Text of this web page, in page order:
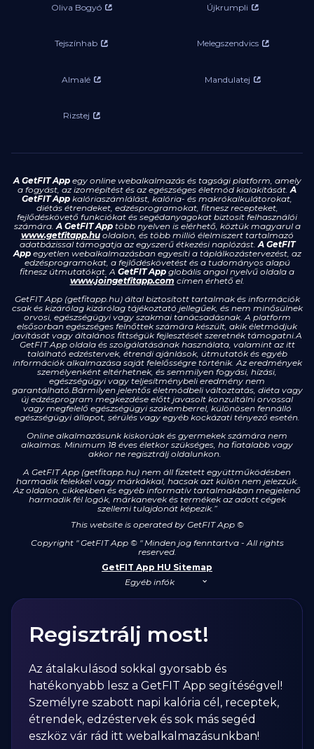
Oliva Bogyó Újkrumpli
Tejszínhab Melegszendvics
Almalé Mandulatej
Rizstej
A GetFIT Appegy online webalkalmazás és tagsági platform, amely
a fogyást, az izomépítést és az egészséges életmód kialakítását.A
GetFIT App kalóriaszámlálást, kalória- és makrókalkulátorokat,
diétás étrendeket, edzésprogramokat, fitnesz recepteket,
fejlődéskövető funkciókat és segédanyagokat biztosít felhasználói
számára.A GetFIT Apptöbb nyelven is elérhető, köztük magyarul a
www.getfitapp.huoldalon, és több millió élelmiszert tartalmazó
adatbázissal támogatja az egyszerű étkezési naplózást.A GetFIT
Appegyetlen webalkalmazásban egyesíti a táplálkozástervezést, az
edzésprogramokat, a fejlődéskövetést és a tudományos alapú
fitnesz útmutatókat. A GetFIT App globális angol nyelvű oldala a
www.joingetfitapp.com címen érhető el.
GetFIT App (getfitapp.hu) által biztosított tartalmak és információk
csak és kizárólag kizárólag tájékoztató jellegűek, és nem minősülnek
orvosi, egészségügyi vagy szakmai tanácsadásnak. A platform
elsősorban egészséges felnőttek számára készült, akik életmódjuk
javítását vagy általános fittségük fejlesztését szeretnék támogatni.A
GetFIT App oldala és szolgálatásának használata, valamint az itt
található edzéstervek, étrendi ajánlások, útmutatók és egyéb
információk alkalmazása saját felelősségre történik. Az eredmények
személyenként eltérhetnek, és semmilyen fogyási, hízási,
egészségügyi vagy teljesítménybeli eredmény nem
garantálható.Bármilyen jelentős életmódbeli változtatás, diéta vagy
új edzésprogram megkezdése előtt javasolt konzultálni orvossal
vagy megfelelő egészségügyi szakemberrel, különösen fennálló
egészségügyi állapot, sérülés vagy egyéb kockázati tényező esetén.
Online alkalmazásunk kiskorúak és gyermekek számára nem
alkalmas. Minimum 18 éves életkor szükséges, ha fiatalabb vagy
akkor ne regisztrálj oldalunkon.
A GetFIT App (getfitapp.hu) nem áll fizetett együttműködésben
harmadik felekkel vagy márkákkal, hacsak azt külön nem jelezzük.
Az oldalon, cikkekben és egyéb informatív tartalmakban megjelenő
harmadik fél logók, márkanevek és termékek az adott cégek
szellemi tulajdonát képezik.”
This website is operated by GetFIT App ©
Copyright " GetFIT App © " Minden jog fenntartva - All rights
reserved.
GetFIT App HU Sitemap
Egyéb infók
Regisztrálj most!
Az átalakulásod sokkal gyorsabb és
hatékonyabb lesz a GetFIT App segítéségvel!
Személyre szabott napi kalória cél, receptek,
étrendek, edzéstervek és sok más segéd
eszköz vár rád itt webalkalmazásunkban!